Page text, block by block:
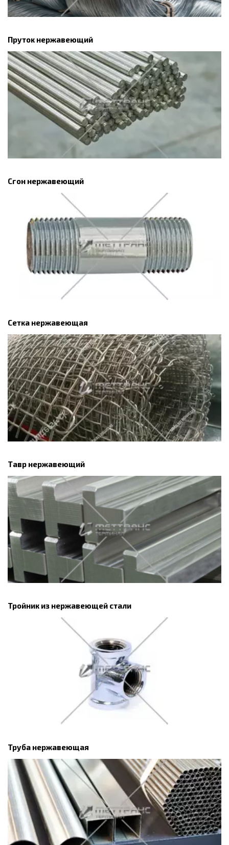
Пруток нержавеющий
Сгон нержавеющий
Сетка нержавеющая
Тавр нержавеющий
Тройник из нержавеющей стали
Труба нержавеющая